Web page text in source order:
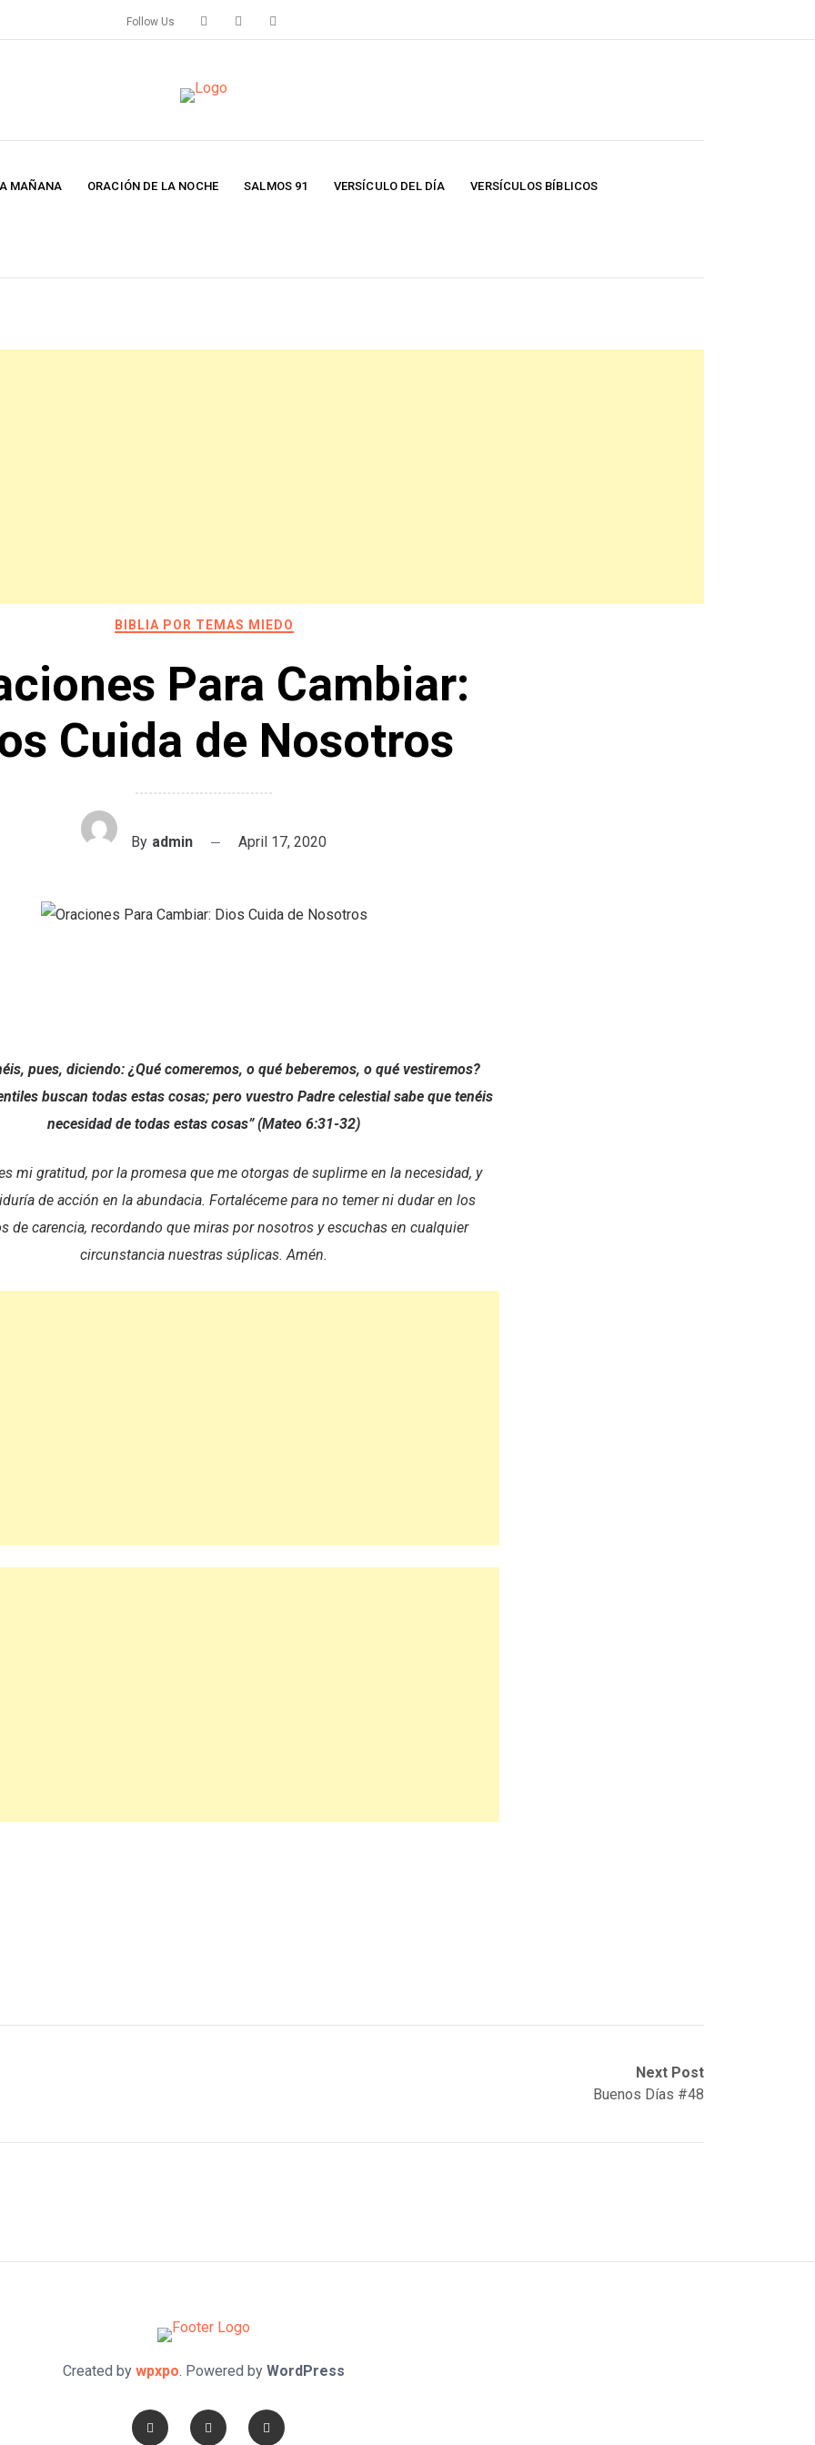
Follow Us
MAÑANA ORACIÓN DE LA NOCHE SALMOS 91 VERSÍCULO DEL DÍA VERSÍCULOS BÍBLICOS
BIBLIA POR TEMAS MIEDO
Para Cambiar:
Cuida de Nosotros
By admin April 17, 2020
pues, diciendo: ¿Qué comeremos, o qué beberemos, o qué vestiremos?
buscan todas estas cosas; pero vuestro Padre celestial sabe que tenéis
necesidad de todas estas cosas” (Mateo 6:31-32)
mi gratitud, por la promesa que me otorgas de suplirme en la necesidad, y
de acción en la abundacia. Fortaléceme para no temer ni dudar en los
de carencia, recordando que miras por nosotros y escuchas en cualquier
circunstancia nuestras súplicas. Amén.
Next Post
Buenos Días #48
Created by wpxpo. Powered by WordPress